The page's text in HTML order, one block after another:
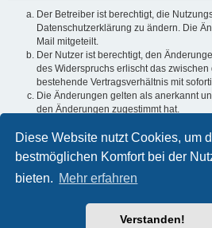
Diese Website nutzt Cookies, um
bestmöglichen Komfort bei der
bieten. Mehr erfahren
Verstanden!
Der Betreiber ist berechtigt, die
Datenschutzerklärung zu ändern. Die
Mail mitgeteilt.
Der Nutzer ist berechtigt, den
des Widerspruchs erlischt das
bestehende Vertragsverhältnis mit
Die Änderungen gelten als anerkannt
den Änderungen zugestimmt hat.
Informationen über den Umgang mit
sind in der Datenschutzerklärung
Powered byphpBB® Forum